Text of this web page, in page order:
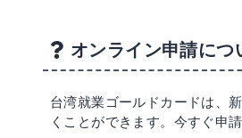
オンライン申請につ
台湾就業ゴールドカードは、
くことができます。今すぐ申